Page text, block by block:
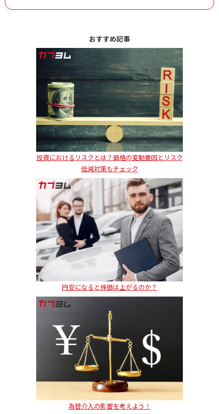
おすすめ記事
投資におけるリスクとは？価格の変動要因とリスク
低減対策もチェック
円安になると株価は上がるのか？
為替介入の影響を考えよう！